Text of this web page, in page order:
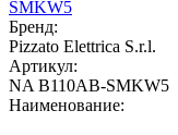
Бренд:
Pizzato Elettrica S.r.l.
Артикул:
NA B110AB-SMKW5
Наименование: